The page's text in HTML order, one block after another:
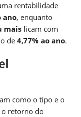
rentabilidade
ano, enquanto
mais ficam com
de 4,77% ao ano.
como o tipo e o
retorno do